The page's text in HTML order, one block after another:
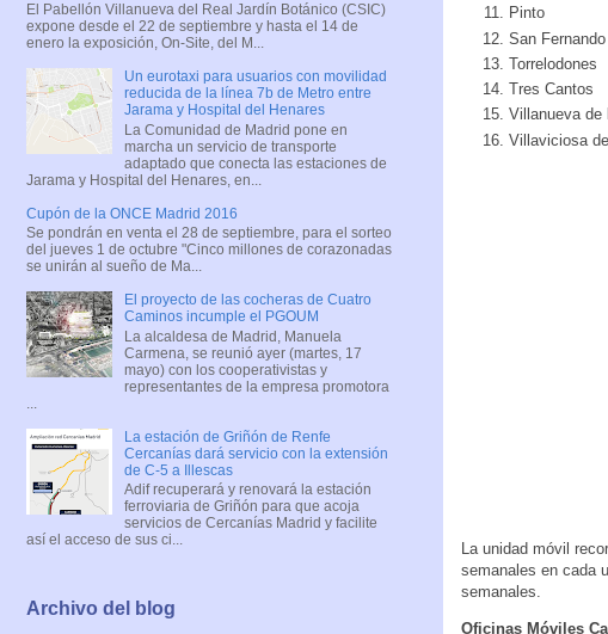
Pinto
San
Torrelodones
Tres Cantos
Villanueva de
Villaviciosa
La unidad móvil
semanales en cada
semanales.
Oficinas Móviles
El Pabellón Villanueva del Real Jardín Botánico (CSIC)
expone desde el 22 de septiembre y hasta el 14 de
enero la exposición, On-Site, del M...
Un eurotaxi para usuarios con movilidad
reducida de la línea 7b de Metro entre
Jarama y Hospital del Henares
La Comunidad de Madrid pone en
marcha un servicio de transporte
adaptado que conecta las estaciones de
Jarama y Hospital del Henares, en...
Cupón de la ONCE Madrid 2016
Se pondrán en venta el 28 de septiembre, para el sorteo
del jueves 1 de octubre "Cinco millones de corazonadas
se unirán al sueño de Ma...
El proyecto de las cocheras de Cuatro
Caminos incumple el PGOUM
La alcaldesa de Madrid, Manuela
Carmena, se reunió ayer (martes, 17
mayo) con los cooperativistas y
representantes de la empresa promotora
La estación de Griñón de Renfe
Cercanías dará servicio con la extensión
de C-5 a Illescas
Adif recuperará y renovará la estación
ferroviaria de Griñón para que acoja
servicios de Cercanías Madrid y facilite
así el acceso de sus ci...
Archivo del blog